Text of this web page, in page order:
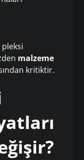
malzeme
kritiktir.